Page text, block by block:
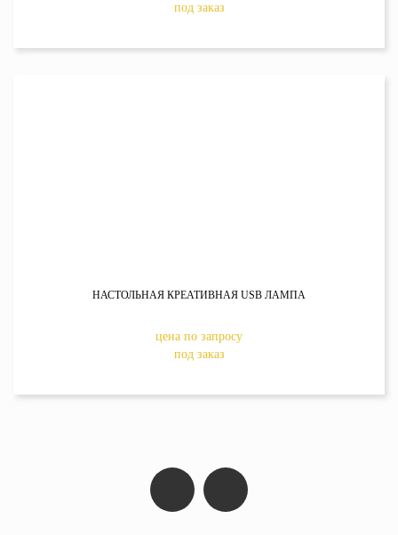
под заказ
НАСТОЛЬНАЯ КРЕАТИВНАЯ USB ЛАМПА
цена по запросу
под заказ